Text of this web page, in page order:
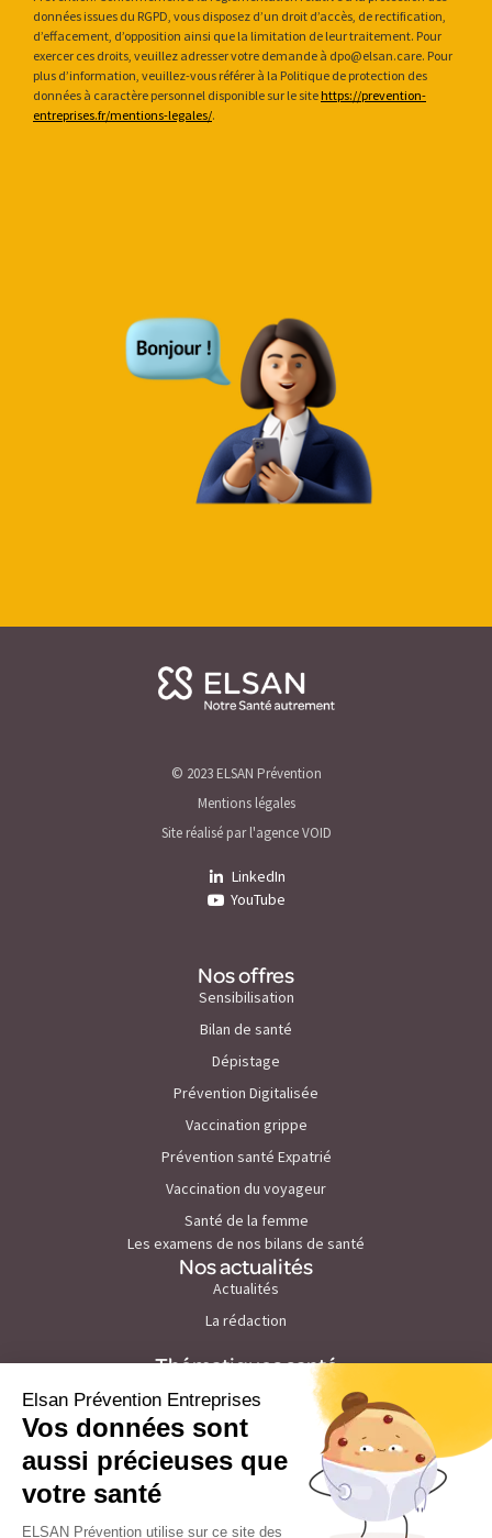
données issues du RGPD, vous disposez d’un droit d’accès, de rectification,
d’effacement, d’opposition ainsi que la limitation de leur traitement. Pour
exercer ces droits, veuillez adresser votre demande à dpo@elsan.care. Pour
plus d’information, veuillez-vous référer à la Politique de protection des
données à caractère personnel disponible sur le site https://prevention-
entreprises.fr/mentions-legales/.
© 2023 ELSAN Prévention
Mentions légales
Site réalisé par l'agence VOID
LinkedIn
YouTube
Nos offres
Sensibilisation
Bilan de santé
Dépistage
Prévention Digitalisée
Vaccination grippe
Prévention santé Expatrié
Vaccination du voyageur
Santé de la femme
Les examens de nos bilans de santé
Nos actualités
Actualités
La rédaction
Thématiques santé
Prévention du cancer de la peau
Prévention du stress et burn out
Prévention des maladies cardiovasculaires
Prévention du troubles du sommeil